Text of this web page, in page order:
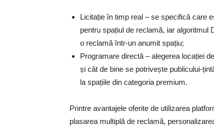
Licitație în timp real – se specifică care
pentru spațiul de reclamă, iar algoritmul
o reclamă într-un anumit spațiu;
Programare directă – alegerea locației
și cât de bine se potrivește publicului-
la spațiile din categoria premium.
Printre avantajele oferite de utilizarea
plasarea multiplă de reclamă,